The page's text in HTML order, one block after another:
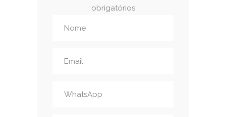
obrigatórios